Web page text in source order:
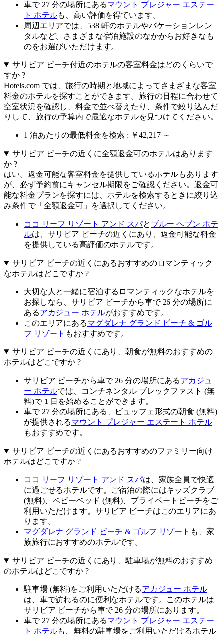
車で 27 分の場所にあるマウント プレジャー エステー
ト ホテルも、高い評価を得ています。
周辺エリアでは、538 軒のホテルやバケーションレン
タルなど、さまざまな宿泊施設のなかからお好きなも
のをお選びいただけます。
サリビア ビーチ付近のホテルの客室料金はどのくらいで
すか ?
Hotels.com では、旅行の時期と地域によってさまざまな客室
料金のホテルを探すことができます。旅行の日程に合わせて
空室状況を確認し、料金で並べ替えたり、条件で絞り込んだ
りして、旅行の予算内で最適なホテルを見つけてください。
1 泊あたりの最低料金を検索 : ￥42,217 ～
サリビア ビーチの近くに全額返金可のホテルはあります
か ?
はい。返金可能な客室料金を提供しているホテルもあります
が、必ず予約前にキャンセル期限をご確認ください。返金可
能な料金プランを探すには、ホテルを検索するときに絞り込
み条件で「全額返金可」を選択してください。
ココ リーフ リゾート アンド スパと ブルー ヘブン ホテ
ルは、サリビア ビーチの近くにあり、返金可能な料金
を提供している高評価のホテルです。
サリビア ビーチの近くにあるおすすめのロマンティック
なホテルはどこですか ?
大切な人と一緒に宿泊するロマンティックなホテルを
お探しなら、サリビア ビーチから車で 26 分の場所に
あるアカジュー ホテルがおすすめです。
このエリアにあるマグダレナ グランド ビーチ & ゴル
フ リゾート もおすすめです。
サリビア ビーチの近くにあり、朝食が無料のおすすめの
ホテルはどこですか ?
サリビア ビーチから車で 26 分の場所にあるアカジュ
ー ホテルでは、コンチネンタル ブレックファスト (無
料)で 1 日を始めることができます。
車で 27 分の場所にある、ビュッフェ形式の朝食 (無料)
が提供されるマウント プレジャー エステート ホテル
もおすすめです。
サリビア ビーチの近くにあるおすすめのファミリー向け
ホテルはどこですか ?
ココ リーフ リゾート アンド スパは、家族全員で快適
に過ごせるホテルです。ご宿泊の際にはキッズクラブ
(無料)、ベビーベッド (無料)、プライベートビーチをご
利用いただけます。サリビア ビーチはこのエリアにあ
ります。
マグダレナ グランド ビーチ & ゴルフ リゾート も、家
族旅行におすすめのホテルです。
サリビア ビーチの近くにあり、駐車場が無料のおすすめ
のホテルはどこですか ?
駐車場 (無料)をご利用いただけるアカジュー ホテル
は、車で訪れるのに便利なホテルです。このホテルは
サリビア ビーチから車で 26 分の場所にあります。
車で 27 分の場所にあるマウント プレジャー エステー
ト ホテルも、無料の駐車場をご利用いただけるホテル